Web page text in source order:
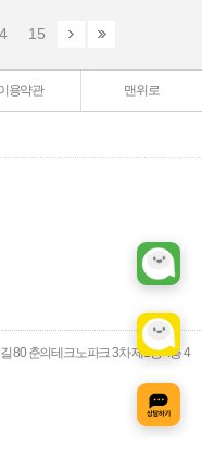
15
용약관 맨위로
80 춘의테크노파크 3차 제1동 4층 4